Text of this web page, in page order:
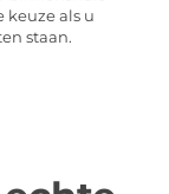
keuze als u
staan.